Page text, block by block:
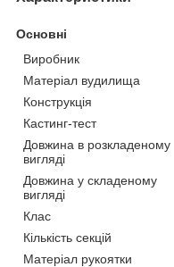
Основні
Виробник
Матеріал вудилища
Конструкція
Кастинг-тест
Довжина в розкладеному
вигляді
Довжина у складеному
вигляді
Клас
Кількість секцій
Матеріал рукоятки